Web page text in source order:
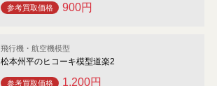
参考買取価格 900円
飛行機・航空機模型
松本州平のヒコーキ模型道楽2
参考買取価格 1,200円